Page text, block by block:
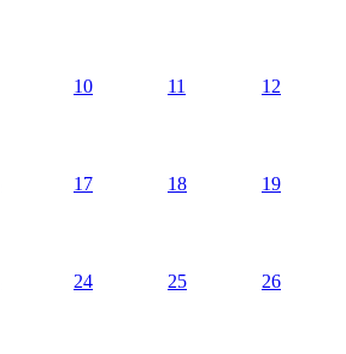
10 11 12
17 18 19
24 25 26